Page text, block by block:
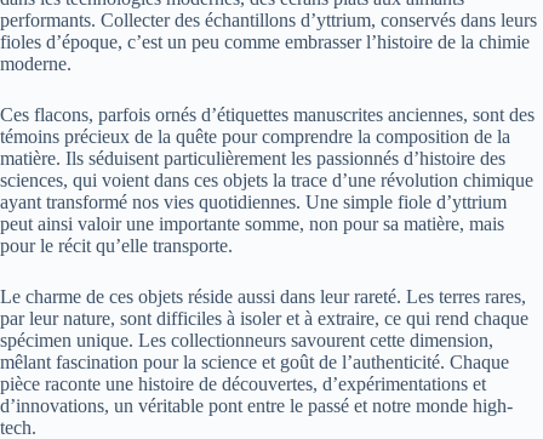
performants. Collecter des échantillons d’yttrium, conservés dans leurs
fioles d’époque, c’est un peu comme embrasser l’histoire de la chimie
moderne.
Ces flacons, parfois ornés d’étiquettes manuscrites anciennes, sont des
témoins précieux de la quête pour comprendre la composition de la
matière. Ils séduisent particulièrement les passionnés d’histoire des
sciences, qui voient dans ces objets la trace d’une révolution chimique
ayant transformé nos vies quotidiennes. Une simple fiole d’yttrium
peut ainsi valoir une importante somme, non pour sa matière, mais
pour le récit qu’elle transporte.
Le charme de ces objets réside aussi dans leur rareté. Les terres rares,
par leur nature, sont difficiles à isoler et à extraire, ce qui rend chaque
spécimen unique. Les collectionneurs savourent cette dimension,
mêlant fascination pour la science et goût de l’authenticité. Chaque
pièce raconte une histoire de découvertes, d’expérimentations et
d’innovations, un véritable pont entre le passé et notre monde high-
tech.